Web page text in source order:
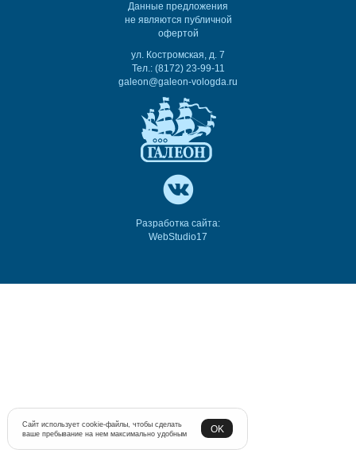
Данные предложения
не являются публичной
офертой
ул. Костромская, д. 7
Тел.: (8172) 23-99-11
galeon@galeon-vologda.ru
Разработка сайта:
WebStudio17
Сайт использует cookie-файлы, чтобы сделать
ваше пребывание на нем максимально удобным
OK